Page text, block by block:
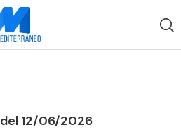
12/06/2026